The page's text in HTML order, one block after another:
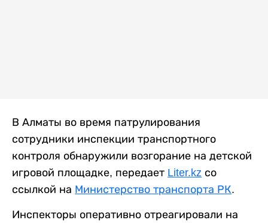
В Алматы во время патрулирования
сотрудники инспекции транспортного
контроля обнаружили возгорание на детской
игровой площадке, передает Liter.kz со
ссылкой на Министерство транспорта РК.
Инспекторы оперативно отреагировали на